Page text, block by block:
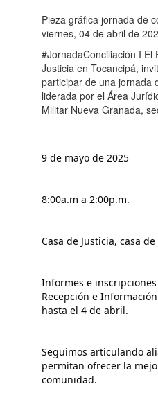
Pieza gráfica jornada de
viernes, 04 de abril de
#JornadaConciliación I El
Justicia en Tocancipá,
participar de una jornada
liderada por el Área
Militar Nueva Granada,
9 de mayo de 2025
8:00a.m a 2:00p.m.
Casa de Justicia, casa
Informes e
Recepción e
hasta el 4 de abril.
Seguimos articulando
permitan ofrecer la
comunidad.